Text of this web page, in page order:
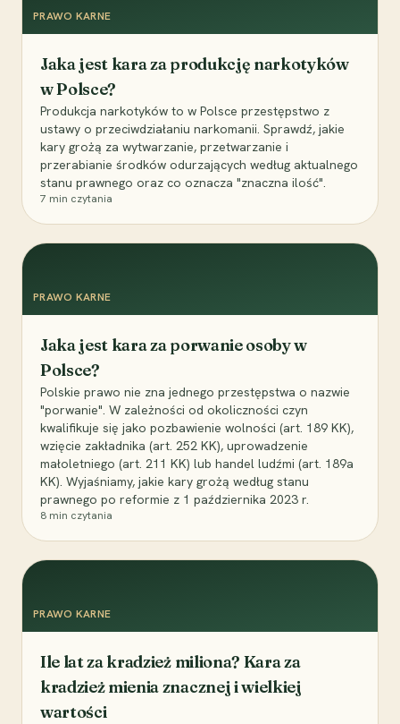
PRAWO KARNE
Jaka jest kara za produkcję narkotyków
w Polsce?
Produkcja narkotyków to w Polsce przestępstwo z
ustawy o przeciwdziałaniu narkomanii. Sprawdź, jakie
kary grożą za wytwarzanie, przetwarzanie i
przerabianie środków odurzających według aktualnego
stanu prawnego oraz co oznacza "znaczna ilość".
7 min czytania
PRAWO KARNE
Jaka jest kara za porwanie osoby w
Polsce?
Polskie prawo nie zna jednego przestępstwa o nazwie
"porwanie". W zależności od okoliczności czyn
kwalifikuje się jako pozbawienie wolności (art. 189 KK),
wzięcie zakładnika (art. 252 KK), uprowadzenie
małoletniego (art. 211 KK) lub handel ludźmi (art. 189a
KK). Wyjaśniamy, jakie kary grożą według stanu
prawnego po reformie z 1 października 2023 r.
8 min czytania
PRAWO KARNE
Ile lat za kradzież miliona? Kara za
kradzież mienia znacznej i wielkiej
wartości